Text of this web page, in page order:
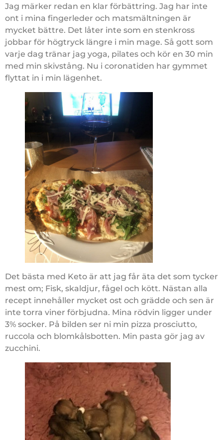
Jag märker redan en klar förbättring. Jag har inte
ont i mina fingerleder och matsmältningen är
mycket bättre. Det låter inte som en stenkross
jobbar för högtryck längre i min mage. Så gott som
varje dag tränar jag yoga, pilates och kör en 30 min
med min skivstång. Nu i coronatiden har gymmet
flyttat in i min lägenhet.
Det bästa med Keto är att jag får äta det som tycker
mest om; Fisk, skaldjur, fågel och kött. Nästan alla
recept innehåller mycket ost och grädde och sen är
inte torra viner förbjudna. Mina rödvin ligger under
3% socker. På bilden ser ni min pizza prosciutto,
ruccola och blomkålsbotten. Min pasta gör jag av
zucchini.